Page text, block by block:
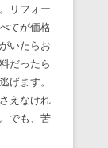
リフォー
てが価格
いたらお
だったら
げます。
えなけれ
でも、苦